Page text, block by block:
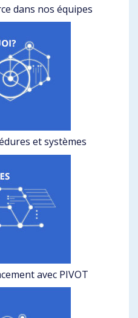
dans nos équipes
et systèmes
avec PIVOT